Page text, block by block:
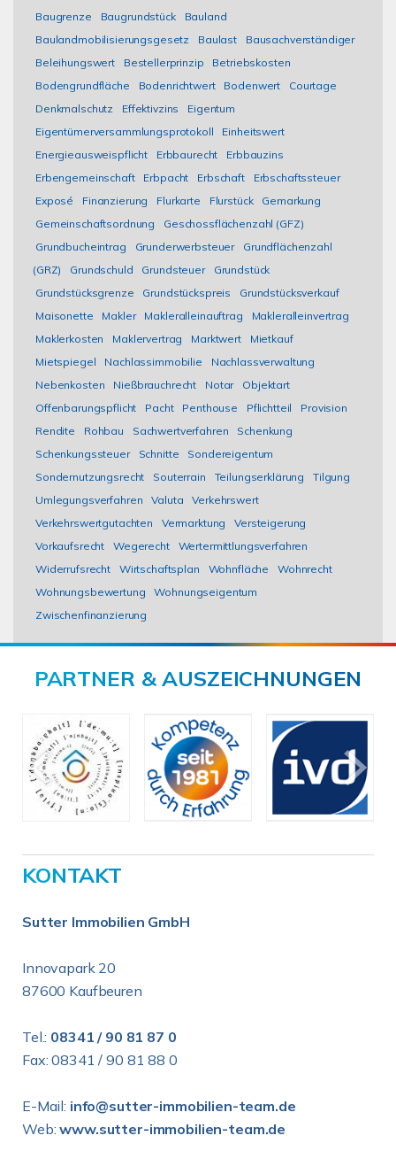
Baugrenze
Baugrundstück
Bauland
Baulandmobilisierungsgesetz
Baulast
Bausachverständiger
Beleihungswert
Bestellerprinzip
Betriebskosten
Bodengrundfläche
Bodenrichtwert Bodenwert
Courtage
Denkmalschutz
Effektivzins
Eigentum
Eigentümerversammlungsprotokoll
Einheitswert
Energieausweispflicht
Erbbaurecht
Erbbauzins
Erbengemeinschaft
Erbpacht Erbschaft
Erbschaftssteuer
Exposé
Finanzierung Flurkarte Flurstück
Gemarkung
Gemeinschaftsordnung
Geschossflächenzahl (GFZ)
Grundbucheintrag
Grunderwerbsteuer
Grundflächenzahl
(GRZ)
Grundschuld Grundsteuer
Grundstück
Grundstücksgrenze
Grundstückspreis
Grundstücksverkauf
Maisonette
Makler Makleralleinauftrag
Makleralleinvertrag
Maklerkosten
Maklervertrag Marktwert
Mietkauf
Mietspiegel
Nachlassimmobilie
Nachlassverwaltung
Nebenkosten
Nießbrauchrecht Notar
Objektart
Offenbarungspflicht
Pacht Penthouse Pflichtteil
Provision
Rendite
Rohbau Sachwertverfahren
Schenkung
Schenkungssteuer
Schnitte
Sondereigentum
Sondernutzungsrecht
Souterrain Teilungserklärung
Tilgung
Umlegungsverfahren
Valuta
Verkehrswert
Verkehrswertgutachten
Vermarktung
Versteigerung
Vorkaufsrecht
Wegerecht
Wertermittlungsverfahren
Widerrufsrecht
Wirtschaftsplan Wohnfläche
Wohnrecht
Wohnungsbewertung
Wohnungseigentum
Zwischenfinanzierung
PARTNER & AUSZEICHNUNGEN
KONTAKT
Sutter Immobilien GmbH
Innovapark 20
87600 Kaufbeuren
Tel.: 08341 / 90 81 87 0
Fax: 08341 / 90 81 88 0
E-Mail: info@sutter-immobilien-team.de
Web:www.sutter-immobilien-team.de